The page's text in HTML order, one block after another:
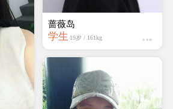
蔷薇岛
学生 19岁 / 161kg